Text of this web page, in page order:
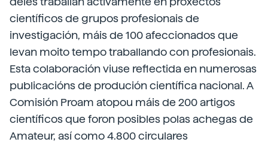
científicos de grupos profesionais de
investigación, máis de 100 afeccionados que
levan moito tempo traballando con profesionais.
Esta colaboración viuse reflectida en numerosas
publicacións de produción científica nacional. A
Comisión Proam atopou máis de 200 artigos
científicos que foron posibles polas achegas de
Amateur, así como 4.800 circulares